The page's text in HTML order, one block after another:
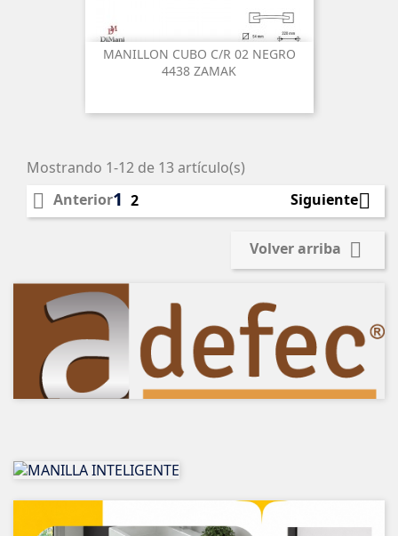
MANILLON CUBO C/R 02 NEGRO
4438 ZAMAK
Mostrando 1-12 de 13 artículo(s)
 Anterior1 2 Siguiente
Volver arriba 